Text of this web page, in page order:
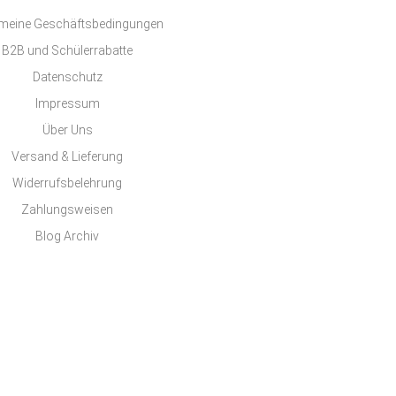
Geschäftsbedingungen
B2B und Schülerrabatte
Datenschutz
Impressum
Über Uns
Versand & Lieferung
Widerrufsbelehrung
Zahlungsweisen
Blog Archiv